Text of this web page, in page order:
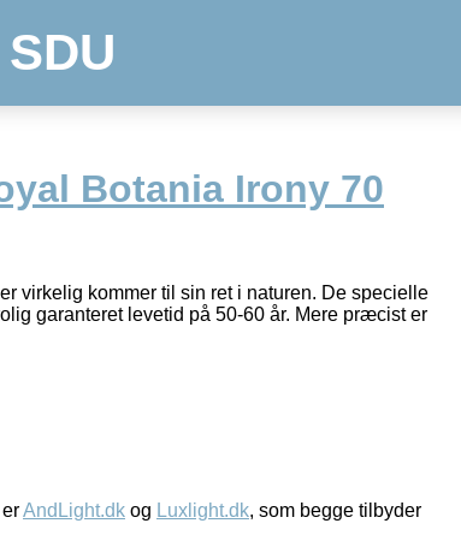
Botania Irony 70
virkelig kommer til sin ret i naturen. De specielle
garanteret levetid på 50-60 år. Mere præcist er
AndLight.dk og Luxlight.dk, som begge tilbyder